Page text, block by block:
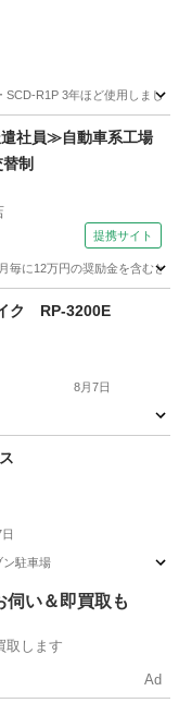
SCD-R1P 3年ほど使用しま
社員≫自動車系工場
制
提携サイト
毎に12万円の奨励金を含む
ク RP-3200E
8月7日
ン駐車場
伺い＆即買取も
取します
Ad